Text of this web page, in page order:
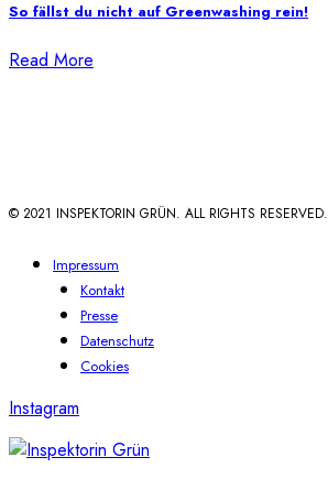
So fällst du nicht auf Greenwashing rein!
Read More
© 2021 INSPEKTORIN GRÜN. ALL RIGHTS RESERVED.
Impressum
Kontakt
Presse
Datenschutz
Cookies
Instagram